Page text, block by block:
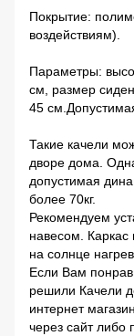
Покрытие:
воздействиям).
Параметры:
см, размер
45
Такие качели
дворе дома.
допустимая
более 70кг.
Рекомендуем
навесом.
на солнце
Если Вам
решили Качели
интернет
через сайт